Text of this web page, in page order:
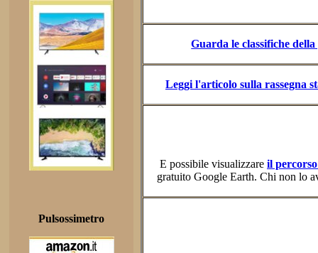
Guarda le classifiche
Leggi l'articolo sulla rassegna
E possibile visualizzare il
gratuito Google Earth. Chi non lo
Pulsossimetro